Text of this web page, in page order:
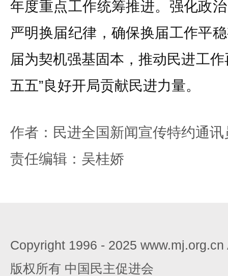
年度重点工作统筹推进。强化政
严明换届纪律，确保换届工作平
届为契机强基固本，推动民进工
五五”良好开局贡献民进力量。
作者：民进全国新闻宣传特约通
责任编辑：吴桂娇
Copyright 1996 - 2025
版权所有 中国民主促进会